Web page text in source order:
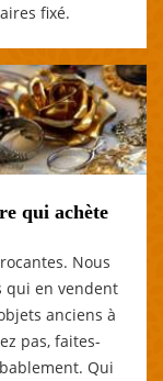
fixé.
qui achète
Nous
qui en vendent
anciens à
pas, faites-
Qui